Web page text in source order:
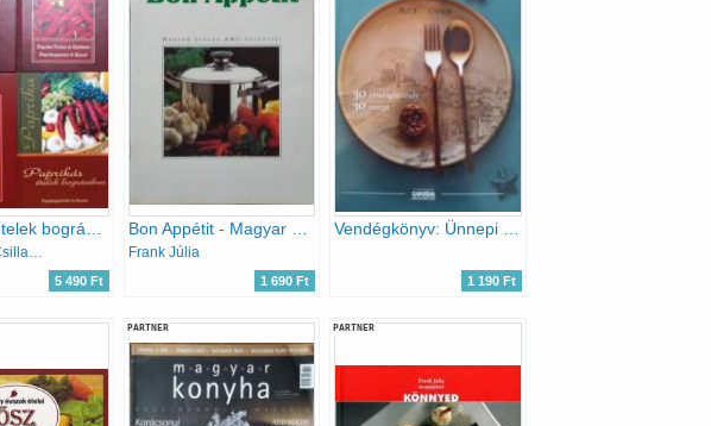
5 490 Ft
Frank Júlia
1 690 Ft 1 190 Ft
PARTNER PARTNER